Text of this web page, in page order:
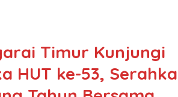
Timur Kunjungi
HUT ke-53,